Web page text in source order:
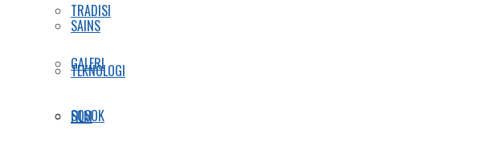
SAINS
TEKNOLOGI
SOSOK
TRADISI
GALERI
FILM